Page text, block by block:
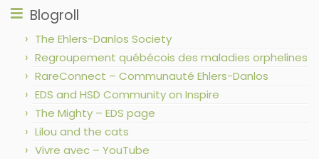
Blogroll
The Ehlers-Danlos Society
Regroupement québécois des maladies orphelines
RareConnect – Communauté Ehlers-Danlos
EDS and HSD Community on Inspire
The Mighty – EDS page
Lilou and the cats
Vivre avec – YouTube